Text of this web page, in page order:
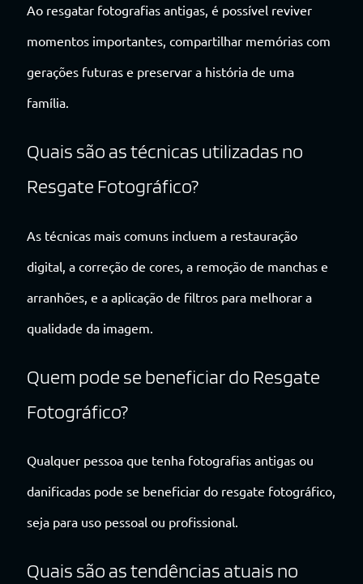
Ao resgatar fotografias antigas, é possível reviver
momentos importantes, compartilhar memórias com
gerações futuras e preservar a história de uma
família.
Quais são as técnicas utilizadas no
Resgate Fotográfico?
As técnicas mais comuns incluem a restauração
digital, a correção de cores, a remoção de manchas e
arranhões, e a aplicação de filtros para melhorar a
qualidade da imagem.
Quem pode se beneficiar do Resgate
Fotográfico?
Qualquer pessoa que tenha fotografias antigas ou
danificadas pode se beneficiar do resgate fotográfico,
seja para uso pessoal ou profissional.
Quais são as tendências atuais no